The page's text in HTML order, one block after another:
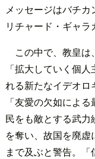
メッセージはバチカ
リチャード・ギャラ
この中で、教皇は
「拡大していく個
れる新たなイデオロ
「友愛の欠如によ
民をも敵とする武
を奪い、故国を廃
まで及ぶと警告。